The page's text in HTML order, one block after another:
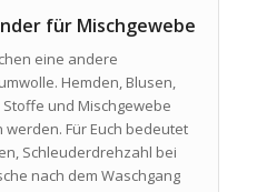
für Mischgewebe
eine andere
Hemden, Blusen,
und Mischgewebe
Für Euch bedeutet
Schleuderdrehzahl bei
nach dem Waschgang